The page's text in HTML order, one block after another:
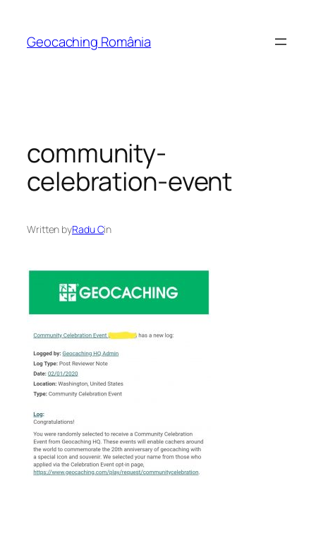
content
Geocaching România
community-
celebration-event
Written byRadu Cin